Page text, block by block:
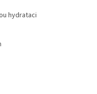
hydrataci